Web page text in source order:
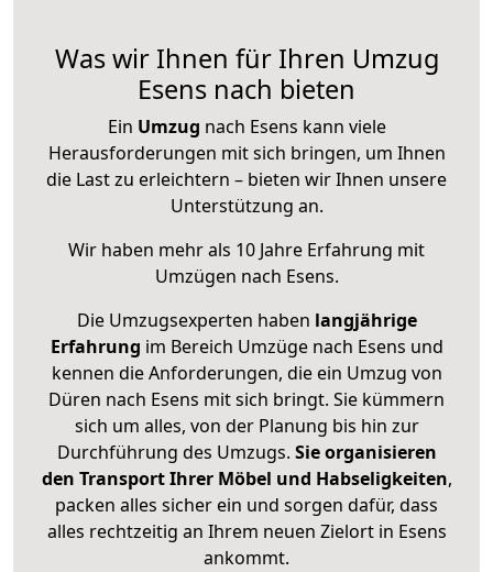
Was wir Ihnen für Ihren Umzug
Esens nach bieten
Ein Umzug nach Esens kann viele
Herausforderungen mit sich bringen, um Ihnen
die Last zu erleichtern – bieten wir Ihnen unsere
Unterstützung an.
Wir haben mehr als 10 Jahre Erfahrung mit
Umzügen nach Esens.
Die Umzugsexperten haben langjährige
Erfahrung im Bereich Umzüge nach Esens und
kennen die Anforderungen, die ein Umzug von
Düren nach Esens mit sich bringt. Sie kümmern
sich um alles, von der Planung bis hin zur
Durchführung des Umzugs. Sie organisieren
den Transport Ihrer Möbel und Habseligkeiten,
packen alles sicher ein und sorgen dafür, dass
alles rechtzeitig an Ihrem neuen Zielort in Esens
ankommt.